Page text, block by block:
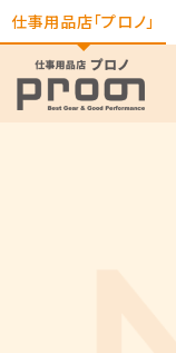
仕事用品店「プロノ」